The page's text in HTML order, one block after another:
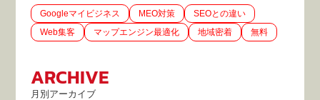
Googleマイビジネス MEO対策
SEOとの違い
Web集客
マップエンジン最適化 地域密着 無料
ARCHIVE
月別アーカイブ